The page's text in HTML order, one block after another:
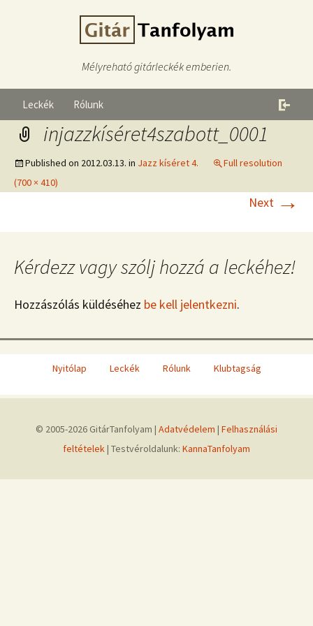
Mélyreható gitárleckék emberien.
Leckék Rólunk
injazzkíséret4szabott_0001
Published on 2012.03.13. in Jazz kíséret 4.
Full resolution
(700 × 410)
Next →
Kérdezz vagy szólj hozzá a leckéhez!
Hozzászólás küldéséhez be kell jelentkezni.
Nyitólap Leckék Rólunk Klubtagság
© 2005-2026 GitárTanfolyam | Adatvédelem | Felhasználási
feltételek| Testvéroldalunk: KannaTanfolyam